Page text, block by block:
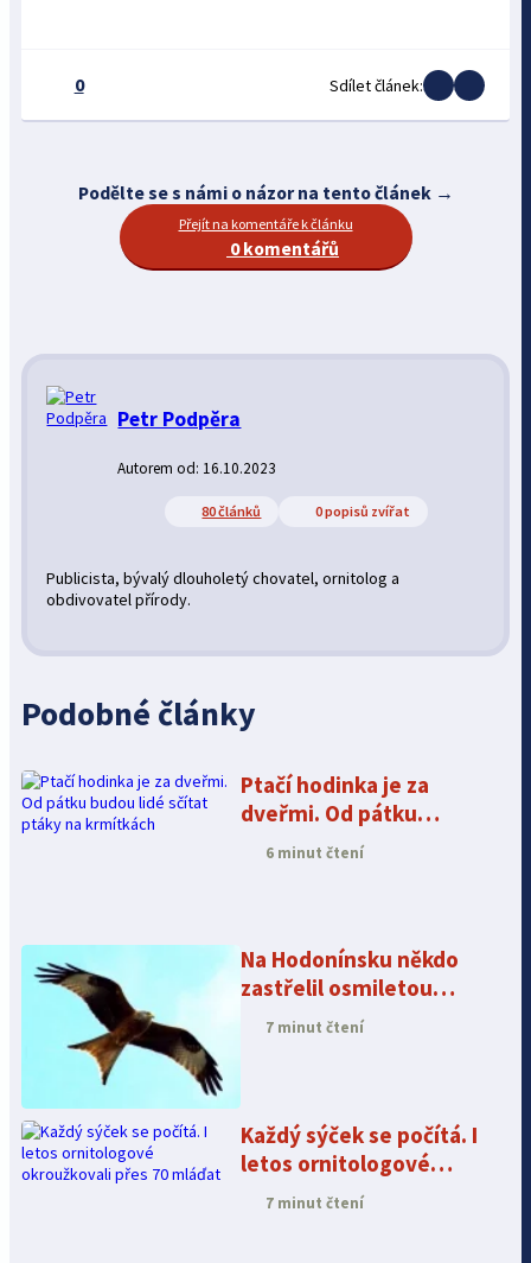
0 Sdílet článek:
Podělte se s námi o názor na tento článek →
Přejít na komentáře k článku
0 komentářů
Petr Podpěra
Autorem od: 16.10.2023
80 článků 0 popisů zvířat
Publicista, bývalý dlouholetý chovatel, ornitolog a
obdivovatel přírody.
Podobné články
Ptačí hodinka je za
dveřmi. Od pátku
budou lidé sčítat ptáky
6 minut čtení
Na Hodonínsku někdo
zastřelil osmiletou
samici luňáka
7 minut čtení
Každý sýček se počítá. I
letos ornitologové
okroužkovali přes 70
7 minut čtení